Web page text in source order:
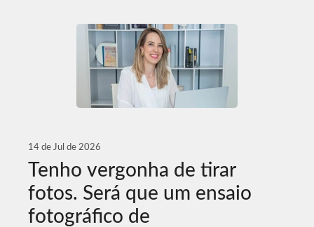
14 de Jul de 2026
Tenho vergonha de tirar
fotos. Será que um ensaio
fotográfico de